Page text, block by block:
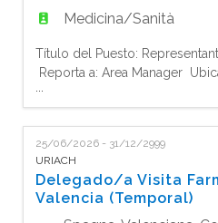
ES
PT
Medicina/Sanità
Título del Puesto:
Reporta a: Area Manager
Tipo de Contrato: Tiempo
temporal Resumen del Puesto:
El Representante de Ventas
25/06/2026 - 31/12/2999
URIACH
Delegado/a Visita
Valencia (Temporal)